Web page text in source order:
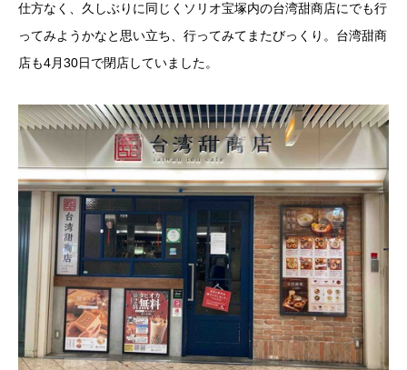
仕方なく、久しぶりに同じくソリオ宝塚内の台湾甜商店にでも行
ってみようかなと思い立ち、行ってみてまたびっくり。台湾甜商
店も4月30日で閉店していました。